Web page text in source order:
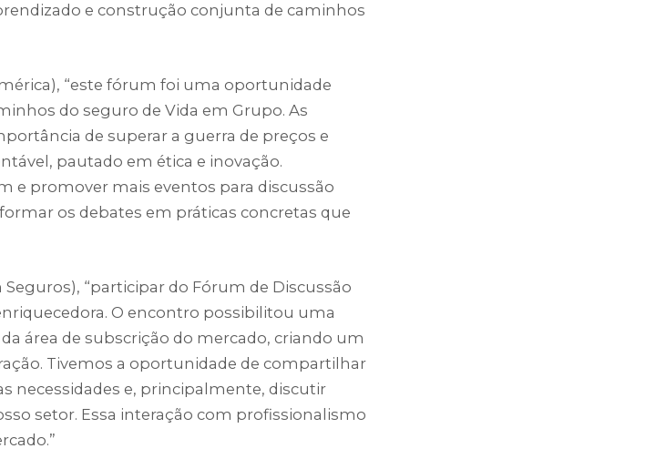
e construção conjunta de caminhos
“este fórum foi uma oportunidade
do seguro de Vida em Grupo. As
de superar a guerra de preços e
pautado em ética e inovação.
e promover mais eventos para discussão
os debates em práticas concretas que
Seguros), “participar do Fórum de Discussão
O encontro possibilitou uma
área de subscrição do mercado, criando um
Tivemos a oportunidade de compartilhar
necessidades e, principalmente, discutir
setor. Essa interação com profissionalismo